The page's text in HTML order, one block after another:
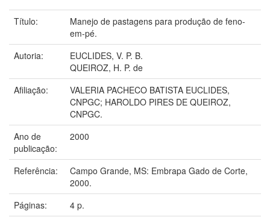
Título:
Manejo de pastagens para produção de feno-
em-pé.
Autoria:
EUCLIDES, V. P. B.
QUEIROZ, H. P. de
Afiliação:
VALERIA PACHECO BATISTA EUCLIDES,
CNPGC; HAROLDO PIRES DE QUEIROZ,
CNPGC.
Ano de
publicação:
2000
Referência:
Campo Grande, MS: Embrapa Gado de Corte,
2000.
Páginas:
4 p.